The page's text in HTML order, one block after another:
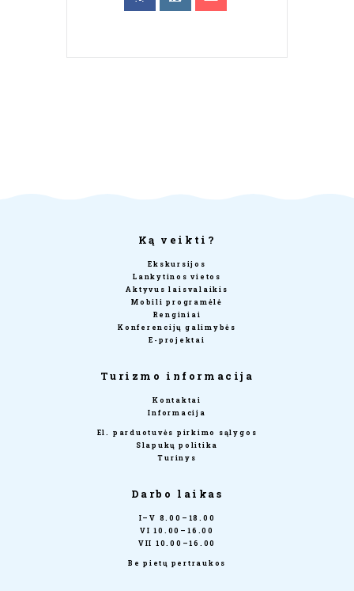
Ką veikti?
Ekskursijos
Lankytinos vietos
Aktyvus laisvalaikis
Mobili programėlė
Renginiai
Konferencijų galimybės
E-projektai
Turizmo informacija
Kontaktai
Informacija
El. parduotuvės pirkimo sąlygos
Slapukų politika
Turinys
Darbo laikas
I–V 8.00–18.00
VI 10.00–16.00
VII 10.00–16.00
Be pietų pertraukos